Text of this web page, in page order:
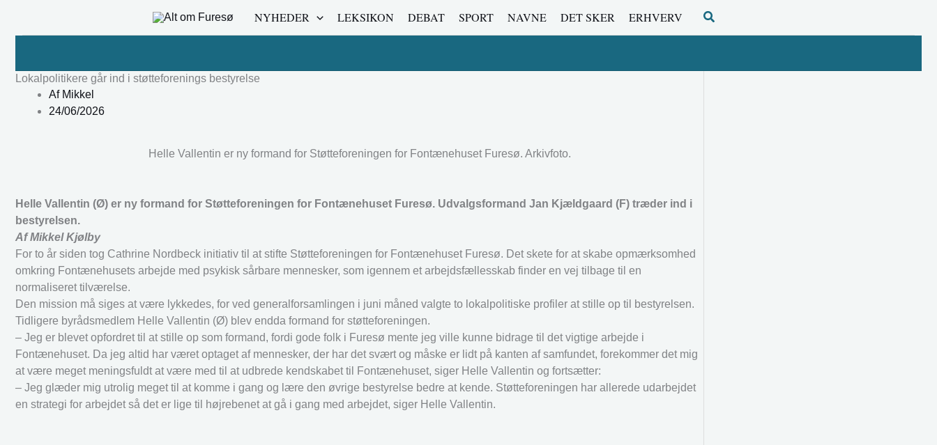
NYHEDER LEKSIKON DEBAT SPORT NAVNE DET SKER ERHVERV Søg
Lokalpolitikere går ind i støtteforenings bestyrelse
AfMikkel
24/06/2026
Helle Vallentin er ny formand for Støtteforeningen for Fontænehuset Furesø. Arkivfoto.
Helle Vallentin (Ø) er ny formand for Støtteforeningen for Fontænehuset Furesø. Udvalgsformand Jan Kjældgaard (F) træder ind i
bestyrelsen.
Af Mikkel Kjølby
For to år siden tog Cathrine Nordbeck initiativ til at stifte Støtteforeningen for Fontænehuset Furesø. Det skete for at skabe opmærksomhed
omkring Fontænehusets arbejde med psykisk sårbare mennesker, som igennem et arbejdsfællesskab finder en vej tilbage til en
normaliseret tilværelse.
Den mission må siges at være lykkedes, for ved generalforsamlingen i juni måned valgte to lokalpolitiske profiler at stille op til bestyrelsen.
Tidligere byrådsmedlem Helle Vallentin (Ø) blev endda formand for støtteforeningen.
– Jeg er blevet opfordret til at stille op som formand, fordi gode folk i Furesø mente jeg ville kunne bidrage til det vigtige arbejde i
Fontænehuset. Da jeg altid har været optaget af mennesker, der har det svært og måske er lidt på kanten af samfundet, forekommer det mig
at være meget meningsfuldt at være med til at udbrede kendskabet til Fontænehuset, siger Helle Vallentin og fortsætter:
– Jeg glæder mig utrolig meget til at komme i gang og lære den øvrige bestyrelse bedre at kende. Støtteforeningen har allerede udarbejdet
en strategi for arbejdet så det er lige til højrebenet at gå i gang med arbejdet, siger Helle Vallentin.